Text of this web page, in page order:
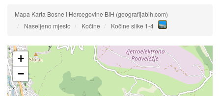
Mapa Karta Bosne i Hercegovine BiH (geografijabih.com)
Naseljeno mjesto
Kočine Kočine slike 1-4
+
−